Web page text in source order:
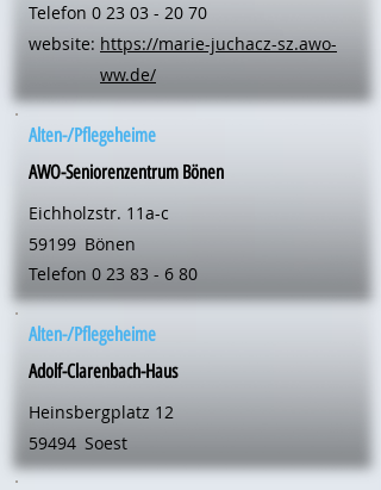
Telefon 0 23 03 - 20 70
website: https://marie-juchacz-sz.awo-
ww.de/
Alten-/Pflegeheime
AWO-Seniorenzentrum Bönen
Eichholzstr. 11a-c
59199 Bönen
Telefon 0 23 83 - 6 80
Alten-/Pflegeheime
Adolf-Clarenbach-Haus
Heinsbergplatz 12
59494 Soest